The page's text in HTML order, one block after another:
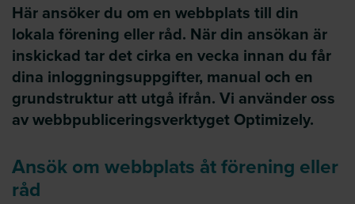
Här ansöker du om en webbplats till din
lokala förening eller råd. När din ansökan är
inskickad tar det cirka en vecka innan du får
dina inloggningsuppgifter, manual och en
grundstruktur att utgå ifrån. Vi använder oss
av webbpubliceringsverktyget Optimizely.
Ansök om webbplats åt förening eller
råd